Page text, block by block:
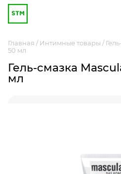
Главная Интимные товары
50 мл
Гель-смазка
мл